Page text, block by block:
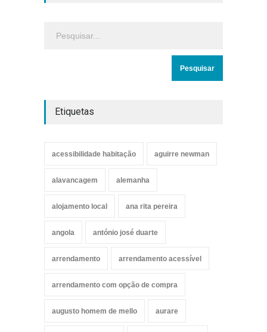
Etiquetas
acessibilidade habitação aguirre newman
alavancagem alemanha
alojamento local ana rita pereira
angola antónio josé duarte
arrendamento arrendamento acessível
arrendamento com opção de compra
augusto homem de mello aurare